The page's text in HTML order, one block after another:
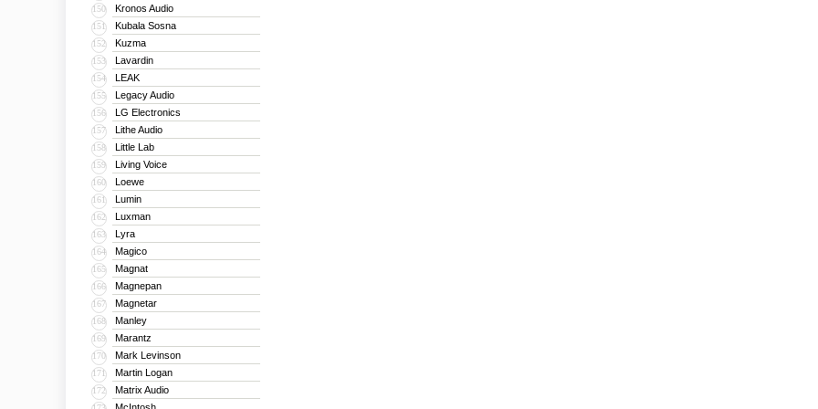
150 Kronos Audio
151 Kubala Sosna
152 Kuzma
153 Lavardin
154 LEAK
155 Legacy Audio
156 LG Electronics
157 Lithe Audio
158 Little Lab
159 Living Voice
160 Loewe
161 Lumin
162 Luxman
163 Lyra
164 Magico
165 Magnat
166 Magnepan
167 Magnetar
168 Manley
169 Marantz
170 Mark Levinson
171 Martin Logan
172 Matrix Audio